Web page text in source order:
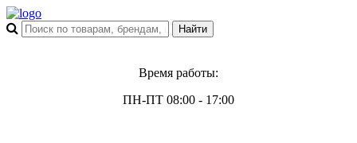
Время работы:
ПН-ПТ 08:00 - 17:00